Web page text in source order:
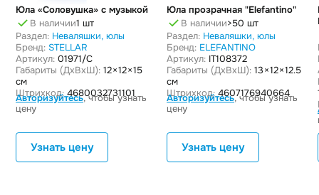
Юла «Соловушка» с музыкой
В наличии1 шт
Раздел: Неваляшки, юлы
Бренд: STELLAR
Артикул: 01971/C
Габариты (ДxВxШ): 12 × 12 × 15
см
Штрихкод: 4680032731101
Авторизуйтесь, чтобы узнать
цену
Узнать цену
Юла прозрачная "Elefantino"
В наличии>50 шт
Раздел: Неваляшки, юлы
Бренд: ELEFANTINO
Артикул: IT108372
Габариты (ДxВxШ): 13 × 12 × 12.5
см
Штрихкод: 4607176940664
Авторизуйтесь, чтобы узнать
цену
Узнать цену